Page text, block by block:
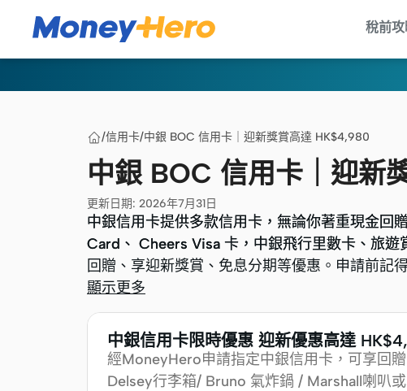
稅前
/信用卡/中銀 BOC 信用卡｜迎新獎賞高達 HK$4,980
中銀 BOC 信用卡｜迎新
更新日期: 2026年7月31日
中銀信用卡提供多款信用卡，無論你著重現金回
Card、 Cheers Visa 卡，中銀飛行里數卡、旅
回贈、享迎新獎賞、免息分期等優惠。申請前記
中銀信用卡提供多款信用卡，無論你著重現金回
Card、 Cheers Visa 卡，中銀飛行里數卡、旅
回贈、享迎新獎賞、免息分期等優惠。申請前記
顯示更多
中銀信用卡限時優惠 迎新優惠高達
經MoneyHero申請指定中銀信用卡，可享回
Delsey行李箱/ Bruno 氣炸鍋 / Marshall喇叭